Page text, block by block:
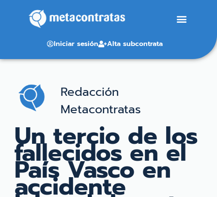
Iniciar sesión Alta subcontrata
Redacción
Metacontratas
Un tercio de los
fallecidos en el
País Vasco en
accidente